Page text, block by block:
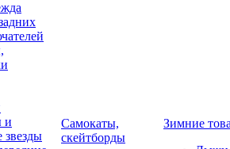
и
звезды
Самокаты,
скейтборды
Зимние